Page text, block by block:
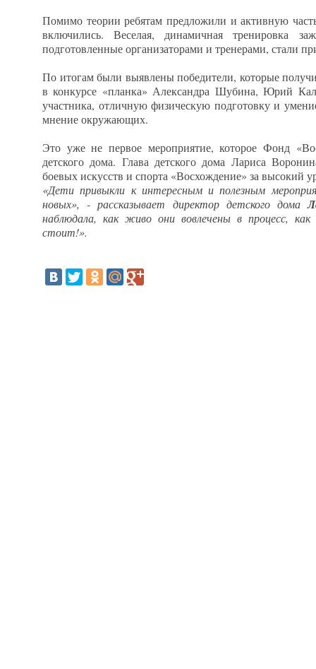
Помимо теории ребятам предложили и активную
включились. Веселая, динамичная тренировка
подготовленные организаторами и тренерами, стали
По итогам были выявлены победители, которые
в конкурсе «планка» Александра Шубина, Юрий
участника, отличную физическую подготовку и
мнение окружающих.
Это уже не первое мероприятие, которое Фонд
детского дома. Глава детского дома Лариса
боевых искусств и спорта «Восхождение» за высокий
«Дети привыкли к интересным и полезным
новых», - рассказывает директор детского дома
наблюдала, как живо они вовлечены в процесс,
стоит!».